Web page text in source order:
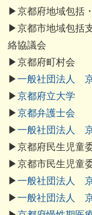
▶京都府地域包括
▶京都市地域包括
絡協議会
▶京都府町村会
▶一般社団法人
▶京都府立大学
▶京都弁護士会
▶一般社団法人
▶京都府民生児童
▶京都市民生児童
▶一般社団法人
▶一般社団法人